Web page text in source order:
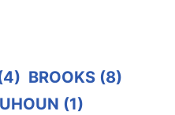
BROOKS (8)
(1)